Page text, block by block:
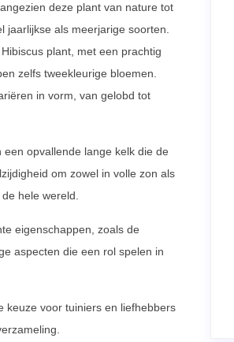
deze plant van nature tot
als meerjarige soorten.
plant, met een prachtig
zelfs tweekleurige bloemen.
in vorm, van gelobd tot
opvallende lange kelk die de
om zowel in volle zon als
hele wereld.
eigenschappen, zoals de
aspecten die een rol spelen in
keuze voor tuiniers en liefhebbers